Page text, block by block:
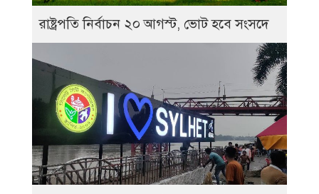
রাষ্ট্রপতি নির্বাচন ২০ আগস্ট, ভোট হবে সংসদে